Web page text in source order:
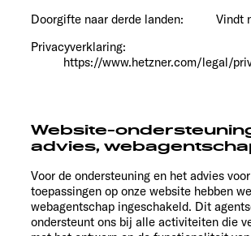
Doorgifte naar derde landen: Vindt
Privacyverklaring:
https://www.hetzner.com/legal/
Website-
advies,
Voor de ondersteuning en het advies
toepassingen op onze website hebben
webagentschap ingeschakeld. Dit
ondersteunt ons bij alle activiteiten die